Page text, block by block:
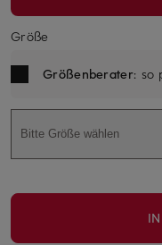
Größe
Größenberater: so
Bitte Größe wählen